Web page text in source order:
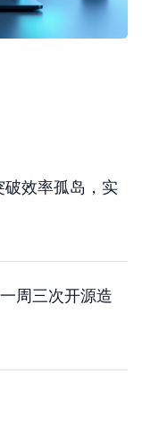
效率孤岛，实
周三次开源造